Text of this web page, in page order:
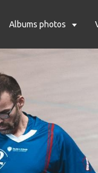
Albums photos